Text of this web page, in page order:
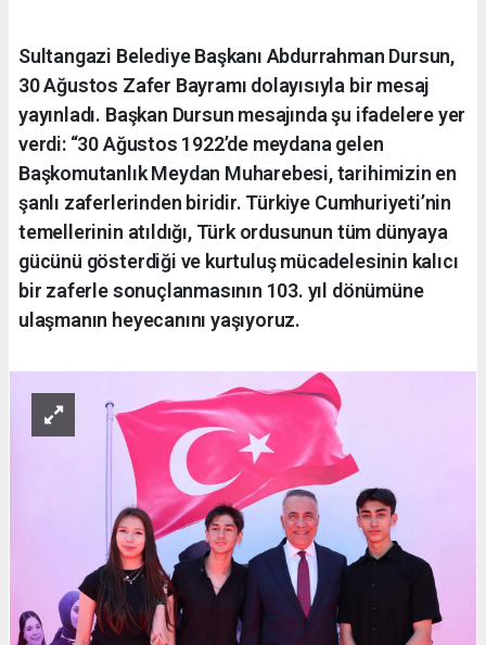
Sultangazi Belediye Başkanı Abdurrahman Dursun,
30 Ağustos Zafer Bayramı dolayısıyla bir mesaj
yayınladı. Başkan Dursun mesajında şu ifadelere yer
verdi: “30 Ağustos 1922’de meydana gelen
Başkomutanlık Meydan Muharebesi, tarihimizin en
şanlı zaferlerinden biridir. Türkiye Cumhuriyeti’nin
temellerinin atıldığı, Türk ordusunun tüm dünyaya
gücünü gösterdiği ve kurtuluş mücadelesinin kalıcı
bir zaferle sonuçlanmasının 103. yıl dönümüne
ulaşmanın heyecanını yaşıyoruz.